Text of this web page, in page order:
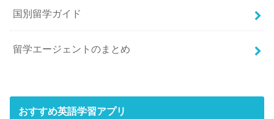
国別留学ガイド
留学エージェントのまとめ
おすすめ英語学習アプリ